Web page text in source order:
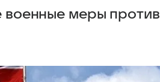
военные меры против